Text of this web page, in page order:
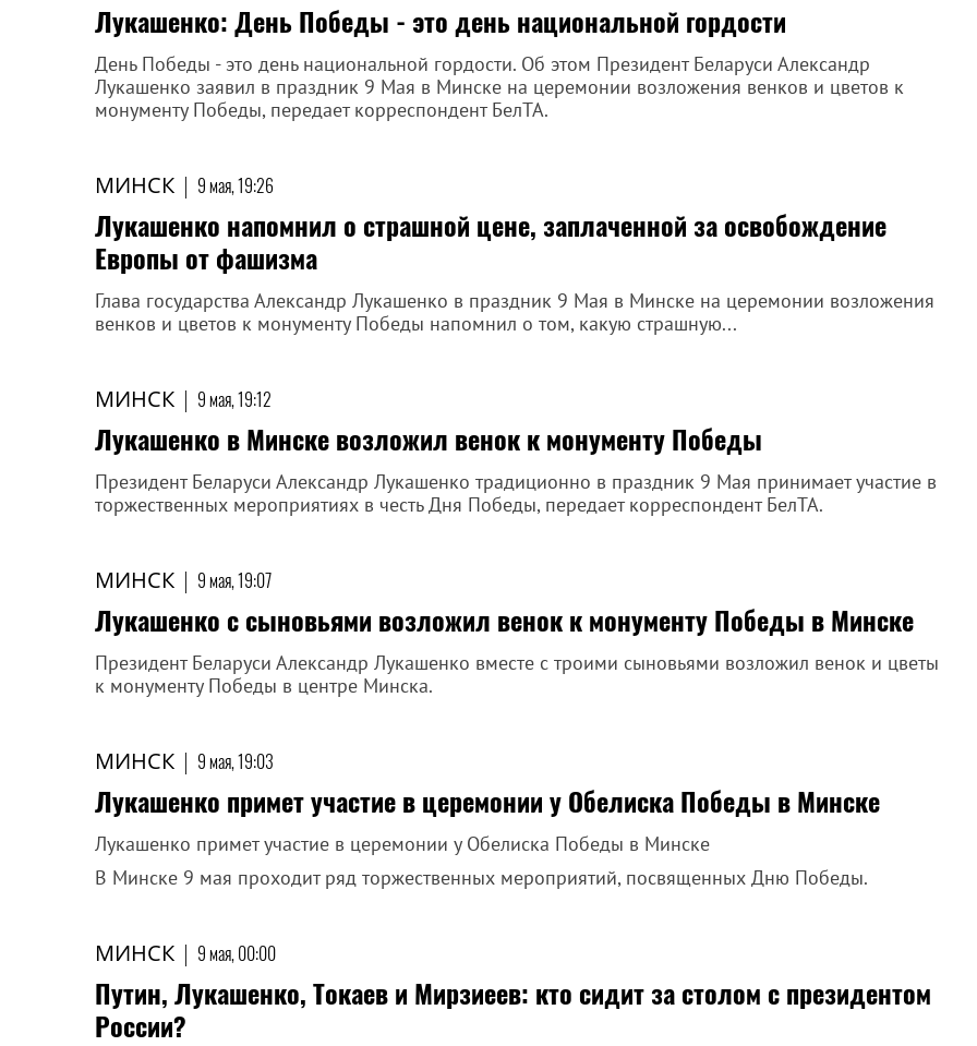
Лукашенко: День Победы - это день национальной гордости
День Победы - это день национальной гордости. Об этом Президент Беларуси Александр
Лукашенко заявил в праздник 9 Мая в Минске на церемонии возложения венков и цветов к
монументу Победы, передает корреспондент БелТА.
МИНСК | 9 мая, 19:26
Лукашенко напомнил о страшной цене, заплаченной за освобождение
Европы от фашизма
Глава государства Александр Лукашенко в праздник 9 Мая в Минске на церемонии возложения
венков и цветов к монументу Победы напомнил о том, какую страшную...
МИНСК | 9 мая, 19:12
Лукашенко в Минске возложил венок к монументу Победы
Президент Беларуси Александр Лукашенко традиционно в праздник 9 Мая принимает участие в
торжественных мероприятиях в честь Дня Победы, передает корреспондент БелТА.
МИНСК | 9 мая, 19:07
Лукашенко с сыновьями возложил венок к монументу Победы в Минске
Президент Беларуси Александр Лукашенко вместе с троими сыновьями возложил венок и цветы
к монументу Победы в центре Минска.
МИНСК | 9 мая, 19:03
Лукашенко примет участие в церемонии у Обелиска Победы в Минске
Лукашенко примет участие в церемонии у Обелиска Победы в Минске
В Минске 9 мая проходит ряд торжественных мероприятий, посвященных Дню Победы.
МИНСК | 9 мая, 00:00
Путин, Лукашенко, Токаев и Мирзиеев: кто сидит за столом с президентом
России?